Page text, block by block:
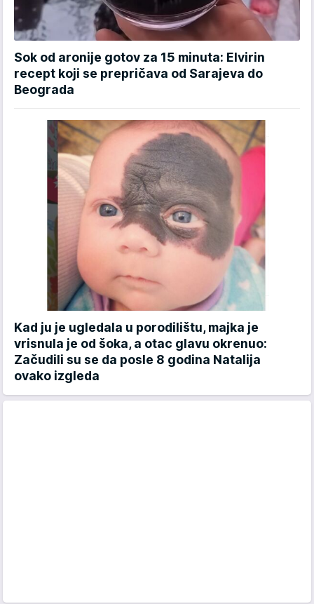
Sok od aronije gotov za 15 minuta: Elvirin
recept koji se prepričava od Sarajeva do
Beograda
Kad ju je ugledala u porodilištu, majka je
vrisnula je od šoka, a otac glavu okrenuo:
Začudili su se da posle 8 godina Natalija
ovako izgleda